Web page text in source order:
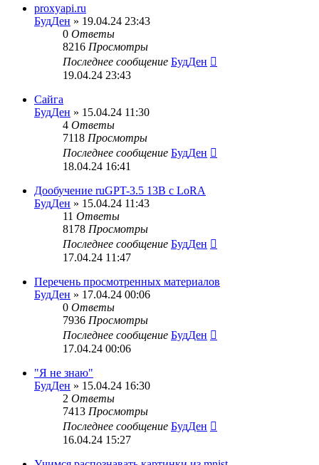
proxyapi.ru
БудДен » 19.04.24 23:43
0 Ответы
8216 Просмотры
Последнее сообщение БудДен
19.04.24 23:43
Сайга
БудДен » 15.04.24 11:30
4 Ответы
7118 Просмотры
Последнее сообщение БудДен
18.04.24 16:41
Дообучение ruGPT-3.5 13B с LoRA
БудДен » 15.04.24 11:43
11 Ответы
8178 Просмотры
Последнее сообщение БудДен
17.04.24 11:47
Перечень просмотренных материалов
БудДен » 17.04.24 00:06
0 Ответы
7936 Просмотры
Последнее сообщение БудДен
17.04.24 00:06
"Я не знаю"
БудДен » 15.04.24 16:30
2 Ответы
7413 Просмотры
Последнее сообщение БудДен
16.04.24 15:27